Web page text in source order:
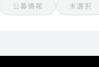
公募情報 未選択